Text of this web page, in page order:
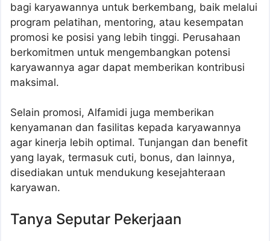
bagi karyawannya untuk berkembang, baik melalui
program pelatihan, mentoring, atau kesempatan
promosi ke posisi yang lebih tinggi. Perusahaan
berkomitmen untuk mengembangkan potensi
karyawannya agar dapat memberikan kontribusi
maksimal.
Selain promosi, Alfamidi juga memberikan
kenyamanan dan fasilitas kepada karyawannya
agar kinerja lebih optimal. Tunjangan dan benefit
yang layak, termasuk cuti, bonus, dan lainnya,
disediakan untuk mendukung kesejahteraan
karyawan.
Tanya Seputar Pekerjaan